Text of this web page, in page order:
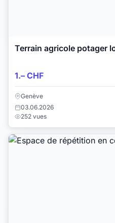
Terrain agricole potager
1.– CHF
Genève
03.06.2026
252 vues